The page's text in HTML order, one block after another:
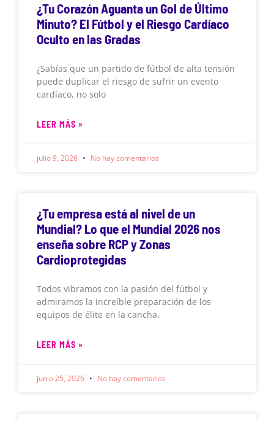
¿Tu Corazón Aguanta un Gol de Último
Minuto? El Fútbol y el Riesgo Cardíaco
Oculto en las Gradas
¿Sabías que un partido de fútbol de alta tensión
puede duplicar el riesgo de sufrir un evento
cardíaco, no solo
LEER MÁS »
julio 9, 2026 No hay comentarios
¿Tu empresa está al nivel de un
Mundial? Lo que el Mundial 2026 nos
enseña sobre RCP y Zonas
Cardioprotegidas
Todos vibramos con la pasión del fútbol y
admiramos la increíble preparación de los
equipos de élite en la cancha.
LEER MÁS »
junio 25, 2026 No hay comentarios